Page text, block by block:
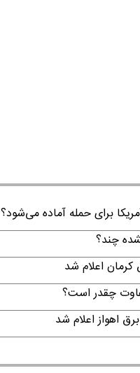
برای حمله آماده می‌شود؟
چقدر است؟